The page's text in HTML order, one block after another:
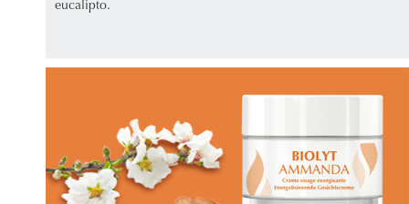
eucalipto.